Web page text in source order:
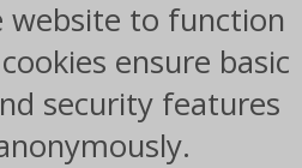
website to function
ensure basic
security features